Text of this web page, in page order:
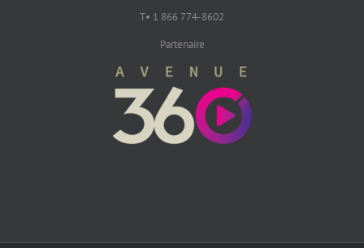
T• 1 866 774-8602
Partenaire